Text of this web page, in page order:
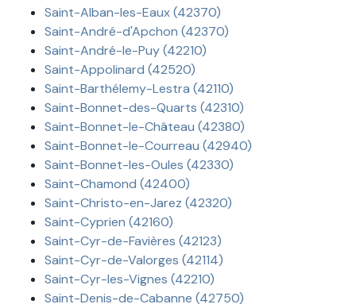
Saint-Alban-les-Eaux (42370)
Saint-André-d'Apchon (42370)
Saint-André-le-Puy (42210)
Saint-Appolinard (42520)
Saint-Barthélemy-Lestra (42110)
Saint-Bonnet-des-Quarts (42310)
Saint-Bonnet-le-Château (42380)
Saint-Bonnet-le-Courreau (42940)
Saint-Bonnet-les-Oules (42330)
Saint-Chamond (42400)
Saint-Christo-en-Jarez (42320)
Saint-Cyprien (42160)
Saint-Cyr-de-Favières (42123)
Saint-Cyr-de-Valorges (42114)
Saint-Cyr-les-Vignes (42210)
Saint-Denis-de-Cabanne (42750)